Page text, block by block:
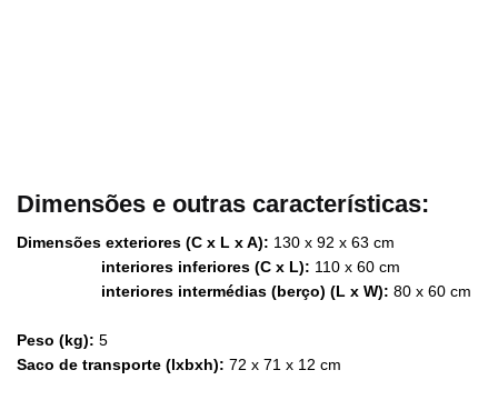
Dimensões e outras características:
Dimensões exteriores (C x L x A): 130 x 92 x 63 cm
interiores inferiores (C x L): 110 x 60 cm
interiores intermédias (berço) (L x W): 80 x 60 cm
Peso (kg): 5
Saco de transporte (lxbxh): 72 x 71 x 12 cm